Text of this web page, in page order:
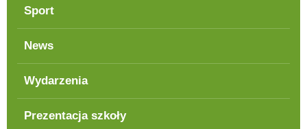
Sport
News
Wydarzenia
Prezentacja szkoły